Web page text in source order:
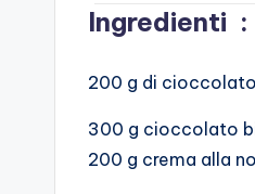
Ingredienti :
200 g di
300 g cioccolato
200 g crema alla